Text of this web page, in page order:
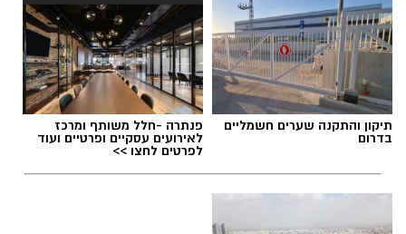
תגים:סמ"ר טל מלכה ז"ל
תיקון והתקנה שערים חשמליים
בדרום
פנתרה -חלל משותף ומרכז
לאירועים עסקיים ופרטיים ועוד
לפרטים לחצו >>